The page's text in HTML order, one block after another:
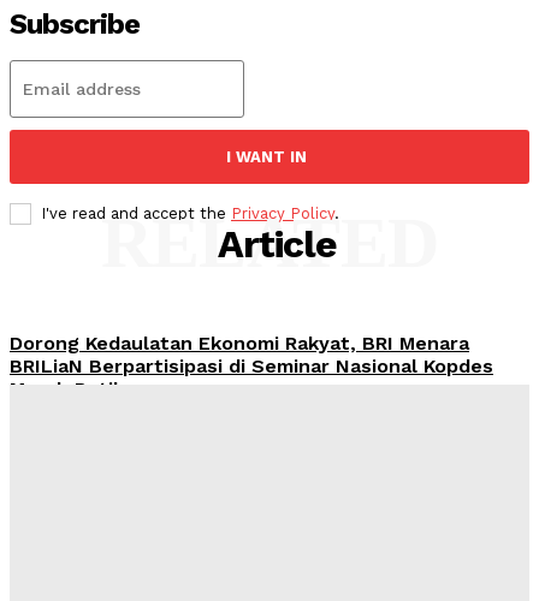
Subscribe
I WANT IN
I've read and accept the Privacy Policy.
Article
RELATED
Dorong Kedaulatan Ekonomi Rakyat, BRI Menara
BRILiaN Berpartisipasi di Seminar Nasional Kopdes
Merah Putih